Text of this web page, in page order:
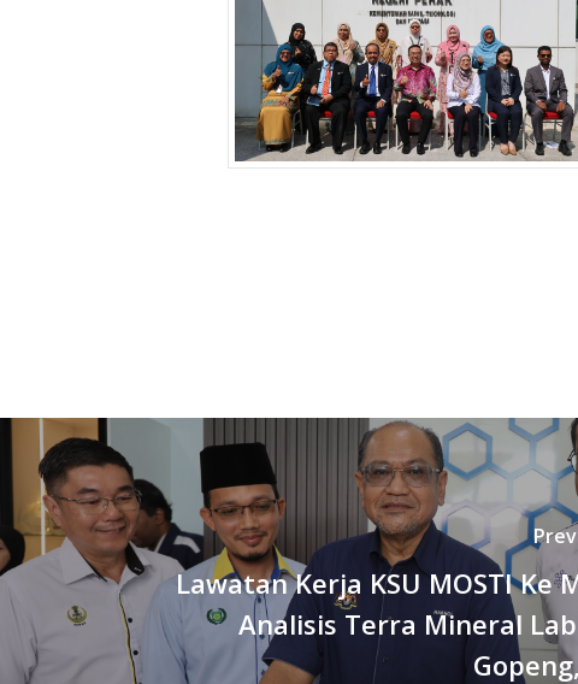
Lawatan Kerja KSU MOSTI Ke
Analisis Terra Mineral